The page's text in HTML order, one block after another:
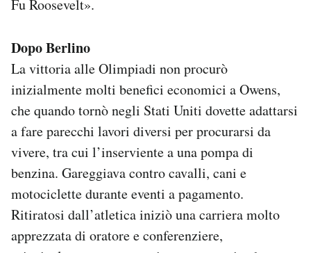
Fu Roosevelt».
Dopo Berlino
La vittoria alle Olimpiadi non procurò
inizialmente molti benefici economici a Owens,
che quando tornò negli Stati Uniti dovette adattarsi
a fare parecchi lavori diversi per procurarsi da
vivere, tra cui l’inserviente a una pompa di
benzina. Gareggiava contro cavalli, cani e
motociclette durante eventi a pagamento.
Ritiratosi dall’atletica iniziò una carriera molto
apprezzata di oratore e conferenziere,